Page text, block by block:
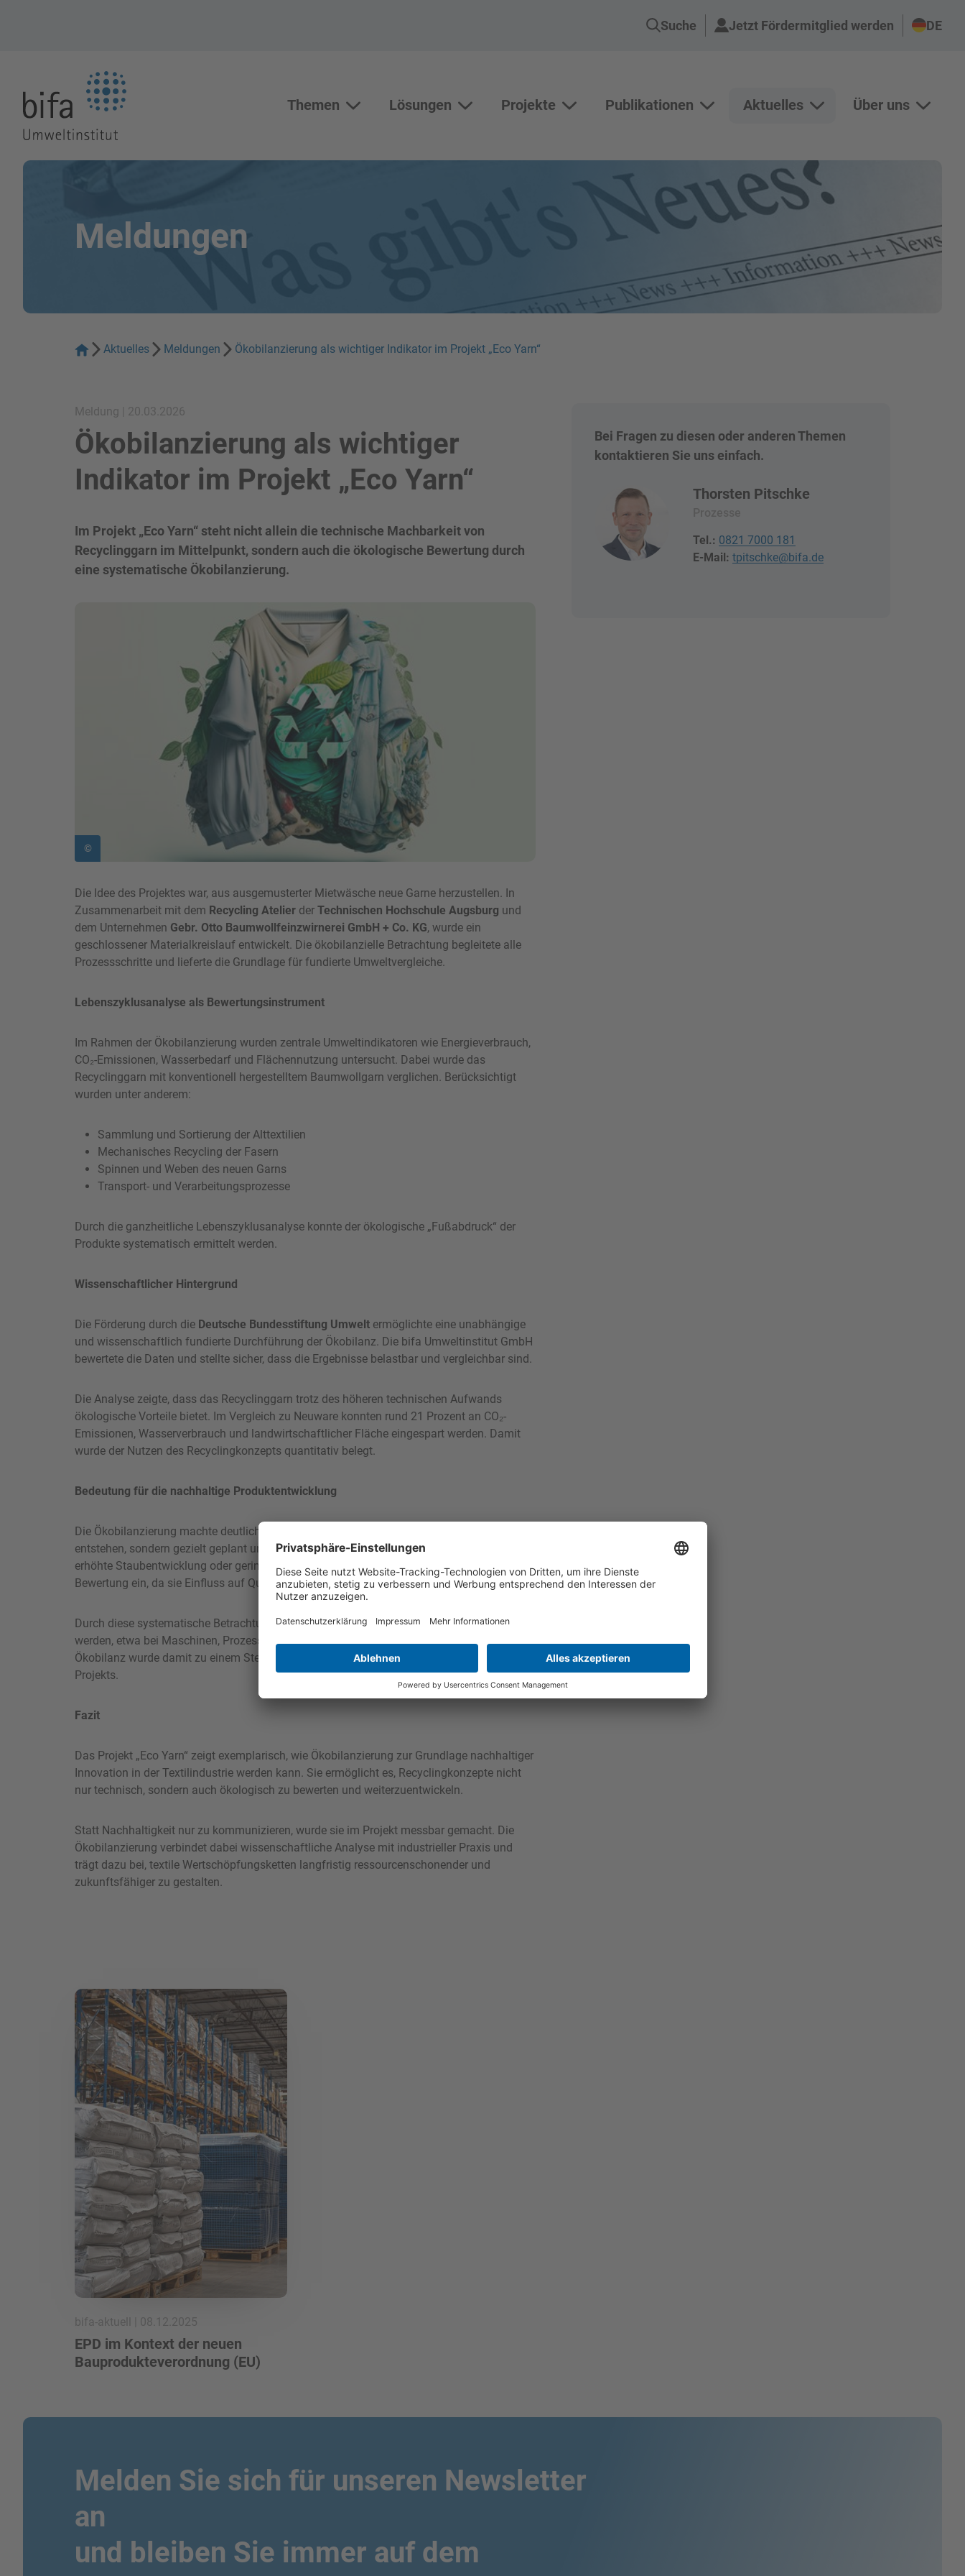
Suche Jetzt Fördermitglied werden DE
Themen
Themen Lösungen
Lösungen Unterseiten von Projekte anzeigen
Projekte Unterseiten von Publikationen anzeigen
Publikationen Unterseiten von Aktuelles
Aktuelles Über uns
Meldungen
Aktuelles Meldungen Ökobilanzierung als wichtiger Indikator im Projekt „Eco Yarn“
Meldung | 20.03.2026
Ökobilanzierung als wichtiger
Indikator im Projekt „Eco Yarn“
Im Projekt „Eco Yarn“ steht nicht allein die technische Machbarkeit von
Recyclinggarn im Mittelpunkt, sondern auch die ökologische Bewertung durch
eine systematische Ökobilanzierung.
©
Die Idee des Projektes war, aus ausgemusterter Mietwäsche neue Garne herzustellen. In
Zusammenarbeit mit dem Recycling Atelier der Technischen Hochschule Augsburg und
dem Unternehmen Gebr. Otto Baumwollfeinzwirnerei GmbH + Co. KG, wurde ein
geschlossener Materialkreislauf entwickelt. Die ökobilanzielle Betrachtung begleitete alle
Prozessschritte und lieferte die Grundlage für fundierte Umweltvergleiche.
Lebenszyklusanalyse als Bewertungsinstrument
Im Rahmen der Ökobilanzierung wurden zentrale Umweltindikatoren wie Energieverbrauch,
CO₂-Emissionen, Wasserbedarf und Flächennutzung untersucht. Dabei wurde das
Recyclinggarn mit konventionell hergestelltem Baumwollgarn verglichen. Berücksichtigt
wurden unter anderem:
Sammlung und Sortierung der Alttextilien
Mechanisches Recycling der Fasern
Spinnen und Weben des neuen Garns
Transport- und Verarbeitungsprozesse
Durch die ganzheitliche Lebenszyklusanalyse konnte der ökologische „Fußabdruck“ der
Produkte systematisch ermittelt werden.
Wissenschaftlicher Hintergrund
Die Förderung durch die Deutsche Bundesstiftung Umwelt ermöglichte eine unabhängige
und wissenschaftlich fundierte Durchführung der Ökobilanz. Die bifa Umweltinstitut GmbH
bewertete die Daten und stellte sicher, dass die Ergebnisse belastbar und vergleichbar sind.
Die Analyse zeigte, dass das Recyclinggarn trotz des höheren technischen Aufwands
ökologische Vorteile bietet. Im Vergleich zu Neuware konnten rund 21 Prozent an CO₂-
Emissionen, Wasserverbrauch und landwirtschaftlicher Fläche eingespart werden. Damit
wurde der Nutzen des Recyclingkonzepts quantitativ belegt.
Bedeutung für die nachhaltige Produktentwicklung
Die Ökobilanzierung machte deutlich, dass ökologische Verbesserungen nicht automatisch
entstehen, sondern gezielt geplant und überprüft werden müssen. Herausforderungen wie
erhöhte Staubentwicklung oder geringerer Weißgrad der Garne flossen ebenfalls in die
Bewertung ein, da sie Einfluss auf Qualität, Nutzungsdauer und Akzeptanz haben.
Durch diese systematische Betrachtung konnten Optimierungspotenziale identifiziert
werden, etwa bei Maschinen, Prozessgeschwindigkeiten oder Materialmischungen. Die
Ökobilanz wurde damit zu einem Steuerungsinstrument für die Weiterentwicklung des
Projekts.
Fazit
Das Projekt „Eco Yarn“ zeigt exemplarisch, wie Ökobilanzierung zur Grundlage nachhaltiger
Innovation in der Textilindustrie werden kann. Sie ermöglicht es, Recyclingkonzepte nicht
nur technisch, sondern auch ökologisch zu bewerten und weiterzuentwickeln.
Statt Nachhaltigkeit nur zu kommunizieren, wurde sie im Projekt messbar gemacht. Die
Ökobilanzierung verbindet dabei wissenschaftliche Analyse mit industrieller Praxis und
trägt dazu bei, textile Wertschöpfungsketten langfristig ressourcenschonender und
zukunftsfähiger zu gestalten.
Mehr lesen
bifa-aktuell | 08.12.2025
EPD im Kontext der neuen
Bauprodukteverordnung (EU)
Bei Fragen zu diesen oder anderen Themen
kontaktieren Sie uns einfach.
Thorsten Pitschke
Tel.: 0821 7000 181
E-Mail:tpitschke@bifa.de
Melden Sie sich für unseren Newsletter
an
und bleiben Sie immer auf dem